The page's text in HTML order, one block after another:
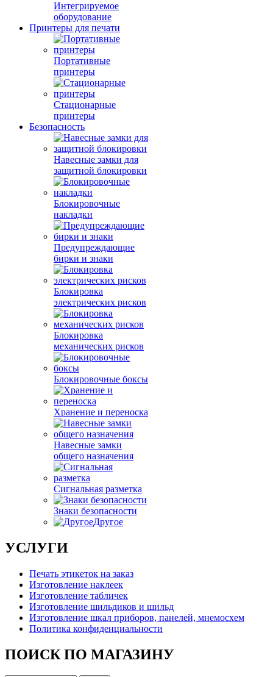
Интегрируемое
оборудование
Принтеры для печати
Портативные
принтеры
Стационарные
принтеры
Безопасность
Навесные замки для
защитной блокировки
Блокировочные
накладки
Предупреждающие
бирки и знаки
Блокировка
электрических рисков
Блокировка
механических рисков
Блокировочные боксы
Хранение и переноска
Навесные замки
общего назначения
Сигнальная разметка
Знаки безопасности
Другое
УСЛУГИ
Печать этикеток на заказ
Изготовление наклеек
Изготовление табличек
Изготовление шильдиков и шильд
Изготовление шкал приборов, панелей, мнемосхем
Политика конфиденциальности
ПОИСК ПО МАГАЗИНУ